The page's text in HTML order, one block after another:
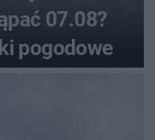
07.08?
pogodowe